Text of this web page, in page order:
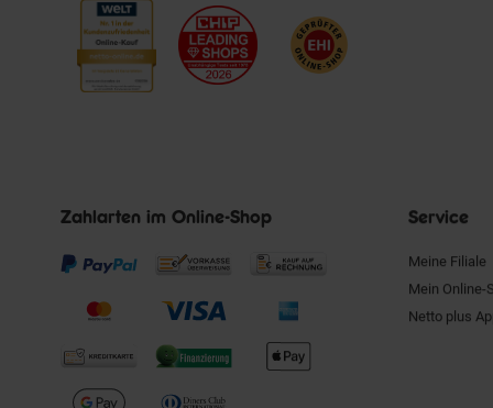
Zahlarten im Online-Shop Service
Meine Filiale
Mein Online-
Netto plus